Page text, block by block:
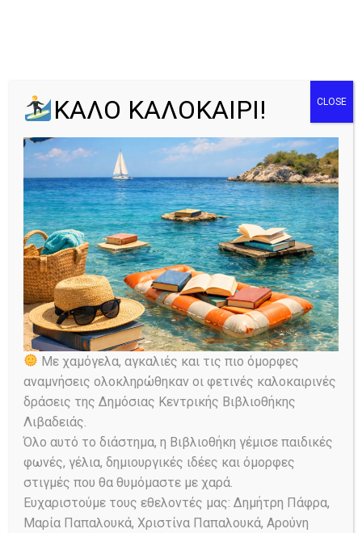
Tag: Θεόδωρος
Λαζαρής
Home
Όλα τα άρθρα
Tag: Θεόδωρος Λαζαρής
ΚΑΛΟ ΚΑΛΟΚΑΙΡΙ!
Με χαμόγελα, αγκαλιές και τις πιο όμορφες
αναμνήσεις ολοκληρώθηκαν οι φετινές καλοκαιρινές
δράσεις της Δημόσιας Κεντρικής Βιβλιοθήκης
Λιβαδειάς.
Όλο αυτό το διάστημα, η Βιβλιοθήκη γέμισε παιδικές
φωνές, γέλια, δημιουργικές ιδέες και όμορφες
στιγμές που θα θυμόμαστε με χαρά.
Ευχαριστούμε τους εθελοντές μας: Δημήτρη Πάφρα,
Μαρία Παπαλουκά, Χριστίνα Παπαλουκά, Αρούνη
CLOSE